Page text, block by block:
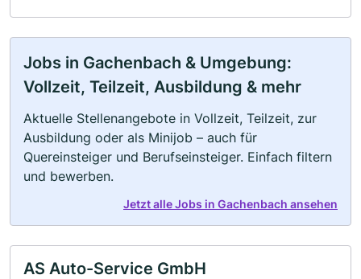
Jobs in Gachenbach & Umgebung:
Vollzeit, Teilzeit, Ausbildung & mehr
Aktuelle Stellenangebote in Vollzeit, Teilzeit, zur
Ausbildung oder als Minijob – auch für
Quereinsteiger und Berufseinsteiger. Einfach filtern
und bewerben.
Jetzt alle Jobs in Gachenbach ansehen
AS Auto-Service GmbH